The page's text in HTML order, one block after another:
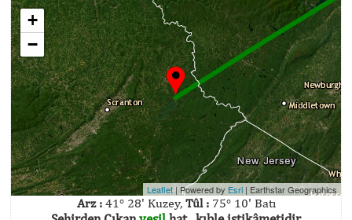
+
−
Leaflet | Powered by Esri | Earthstar Geographics
Arz :41° 28' Kuzey, Tûl :75° 10' Batı